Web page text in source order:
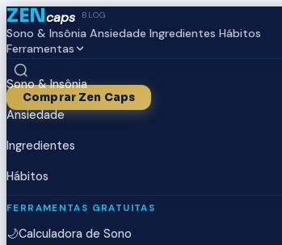
ZENcaps BLOG
Sono & Insônia Ansiedade Ingredientes Hábitos
Ferramentas
Comprar Zen Caps
Sono & Insônia
Ansiedade
Ingredientes
Hábitos
FERRAMENTAS GRATUITAS
🌙Calculadora de Sono